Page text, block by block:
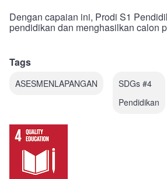
Dengan capaian ini, Prodi S1
pendidikan dan menghasilkan calon
Tags
ASESMENLAPANGAN
SDGs #4
Pendidikan